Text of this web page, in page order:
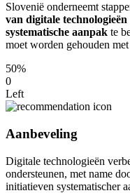
Slovenië onderneemt
van digitale technologieën
systematische aanpak te
moet worden gehouden
50%
0
Left
Aanbeveling
Digitale technologieën
ondersteunen, met name
initiatieven systematischer